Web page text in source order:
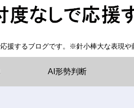
援するブログです。※針小棒大な表現
AI形勢判断